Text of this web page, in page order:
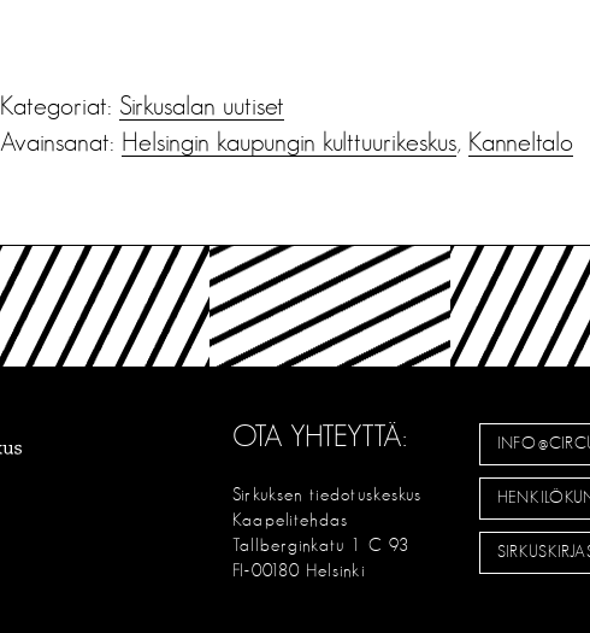
Kategoriat: Sirkusalan uutiset
Avainsanat: Helsingin kaupungin kulttuurikeskus, Kanneltalo
OTA YHTEYTTÄ:
Sirkuksen tiedotuskeskus
Kaapelitehdas
Tallberginkatu 1 C 93
FI-00180 Helsinki